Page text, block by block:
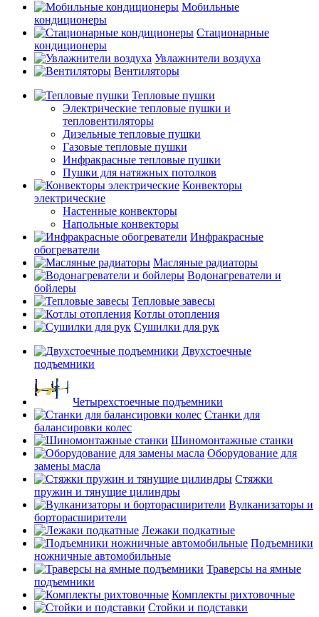
Мобильные
кондиционеры
Стационарные
кондиционеры
Увлажнители воздуха
Вентиляторы
Тепловые пушки
Электрические тепловые пушки и
тепловентиляторы
Дизельные тепловые пушки
Газовые тепловые пушки
Инфракрасные тепловые пушки
Пушки для натяжных потолков
Конвекторы
электрические
Настенные конвекторы
Напольные конвекторы
Инфракрасные
обогреватели
Масляные радиаторы
Водонагреватели и
бойлеры
Тепловые завесы
Котлы отопления
Сушилки для рук
Двухстоечные
подъемники
Четырехстоечные подъемники
Станки для
балансировки колес
Шиномонтажные станки
Оборудование для
замены масла
Стяжки
пружин и тянущие цилиндры
Вулканизаторы и
борторасширители
Лежаки подкатные
Подъемники
ножничные автомобильные
Траверсы на ямные
подъемники
Комплекты рихтовочные
Стойки и подставки